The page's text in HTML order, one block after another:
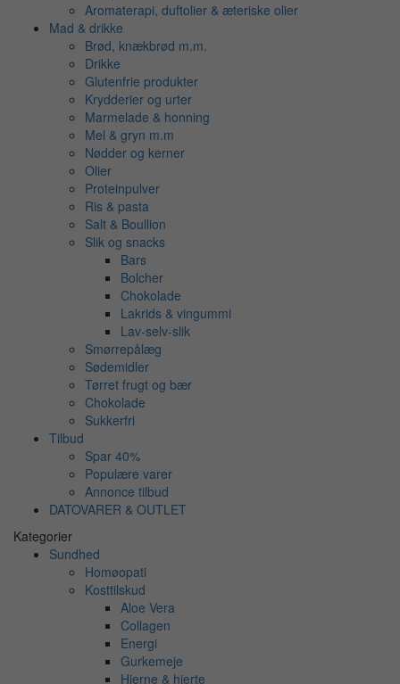
Aromaterapi, duftolier & æteriske olier
Mad & drikke
Brød, knækbrød m.m.
Drikke
Glutenfrie produkter
Krydderier og urter
Marmelade & honning
Mel & gryn m.m
Nødder og kerner
Olier
Proteinpulver
Ris & pasta
Salt & Boullion
Slik og snacks
Bars
Bolcher
Chokolade
Lakrids & vingummi
Lav-selv-slik
Smørrepålæg
Sødemidler
Tørret frugt og bær
Chokolade
Sukkerfri
Tilbud
Spar 40%
Populære varer
Annonce tilbud
DATOVARER & OUTLET
Kategorier
Sundhed
Homøopati
Kosttilskud
Aloe Vera
Collagen
Energi
Gurkemeje
Hjerne & hjerte